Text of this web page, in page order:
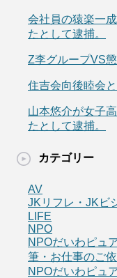
会社員の猿楽一
たとして逮捕。
Z李グループVS
住吉会向後睦会
山本悠介が女子
たとして逮捕。
カテゴリー
AV
JKリフレ・JKビ
LIFE
NPO
NPOだいわピュ
筆・お仕事のご
NPOだいわピュ